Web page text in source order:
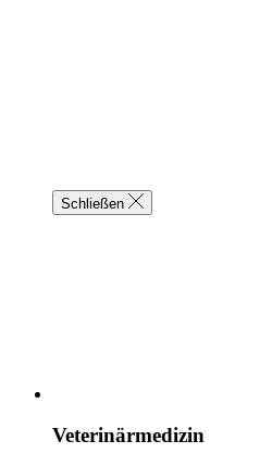
Schließen
Veterinärmedizin